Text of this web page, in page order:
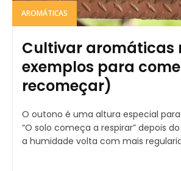
AROMÁTICAS
Cultivar aromáticas
exemplos para
recomeçar)
O outono é uma altura especial
“O solo começa a respirar” depois
a humidade volta com mais